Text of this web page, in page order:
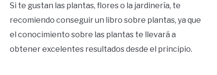
Si te gustan las plantas, flores o la jardinería, te
recomiendo conseguir un libro sobre plantas, ya que
el conocimiento sobre las plantas te llevará a
obtener excelentes resultados desde el principio.